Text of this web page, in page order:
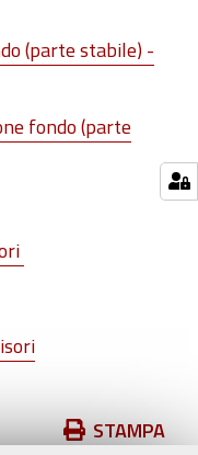
(parte stabile) -
fondo (parte
STAMPA